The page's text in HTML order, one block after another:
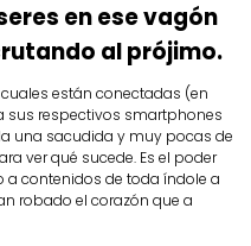
en ese vagón
al prójimo.
están conectadas (en
sus respectivos smartphones
una sacudida y muy pocas de
ver qué sucede. Es el poder
a contenidos de toda índole a
robado el corazón que a